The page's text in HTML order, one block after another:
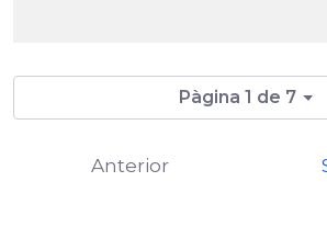
Pàgina 1 de 7
Anterior